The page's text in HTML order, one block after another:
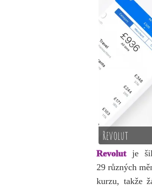
Revolut
Revolutje
29 různých
kurzu, takže